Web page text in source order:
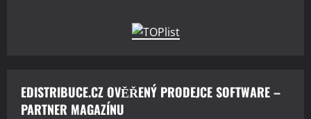
EDISTRIBUCE.CZ OVĚŘENÝ PRODEJCE SOFTWARE –
PARTNER MAGAZÍNU